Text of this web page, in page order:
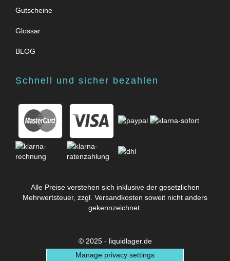
Gutscheine
Glossar
BLOG
Schnell und sicher bezahlen
Alle Preise verstehen sich inklusive der gesetzlichen
Mehrwertsteuer, zzgl. Versandkosten soweit nicht anders
gekennzeichnet.
© 2025 - liquidlager.de
Manage privacy settings